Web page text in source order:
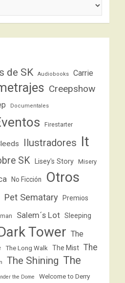
de SK Audiobooks Carrie
Creepshow
Documentales
Firestarter
Ilustradores It
SK Lisey's Story Misery
No Ficción
Otros
Pet Sematary Premios
Salem´s Lot Sleeping
Tower The
The Long Walk The Mist The
The Shining The
the Dome Welcome to Derry